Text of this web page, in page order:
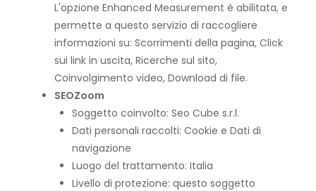
L'opzione Enhanced Measurement è abilitata, e
permette a questo servizio di raccogliere
informazioni su: Scorrimenti della pagina, Click
sui link in uscita, Ricerche sul sito,
Coinvolgimento video, Download di file.
SEOZoom
Soggetto coinvolto: Seo Cube s.r.l.
Dati personali raccolti: Cookie e Dati di
navigazione
Luogo del trattamento: Italia
Livello di protezione: questo soggetto